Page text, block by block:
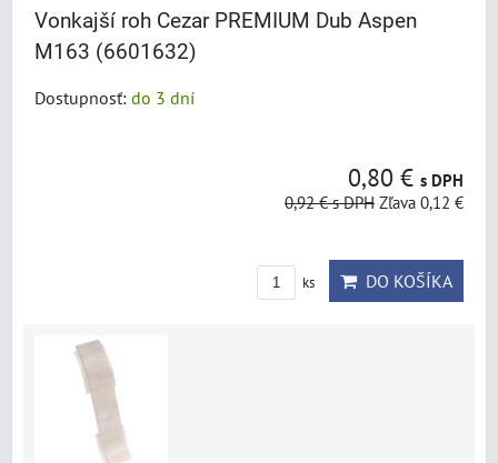
Vonkajší roh Cezar PREMIUM Dub Aspen
M163 (6601632)
Dostupnosť: do 3 dní
0,80 € s DPH
0,92 €s DPH Zľava 0,12 €
ks DO KOŠÍKA